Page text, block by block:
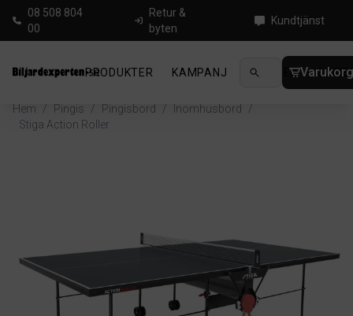
08 508 804
00
Retur &
byten
Kundtjänst
PRODUKTER KAMPANJ NYHETER
Hem / Pingis / Pingisbord / Inomhusbord
/
Stiga Action Roller